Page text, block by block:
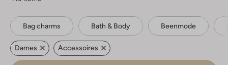
Bag charms Bath & Body Beenmode
Dames Accessoires